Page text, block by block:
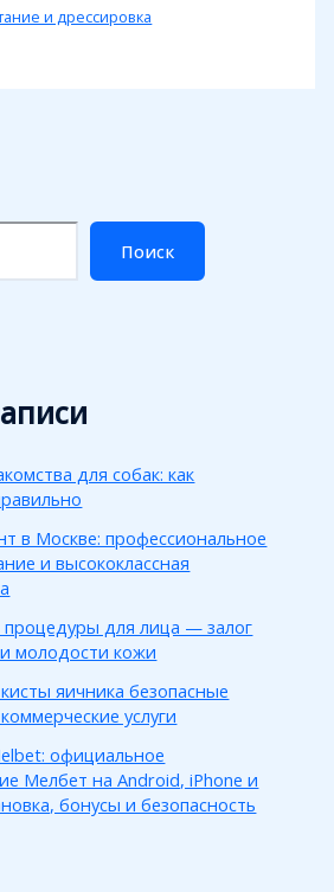
и дрессировка
Поиск
для собак: как
в Москве: профессиональное
и высококлассная
для лица — залог
молодости кожи
яичника безопасные
услуги
официальное
Мелбет на Android, iPhone и
бонусы и безопасность